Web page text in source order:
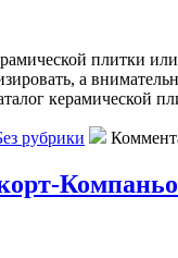
плитки
а
рубрики